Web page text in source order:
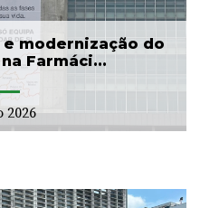
e modernização do
Farmáci...
2026